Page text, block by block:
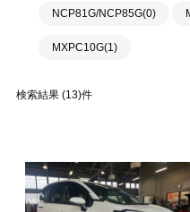
NCP81G/NCP85G(0)
MXPC10G(1)
検索結果 (13)件